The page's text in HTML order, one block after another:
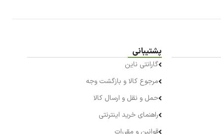
پشتیبانی
گارانتی ناین
مرجوع کالا و بازگشت وجه
حمل و نقل و ارسال کالا
راهنمای خرید اینترنتی
قوانین و مقررات